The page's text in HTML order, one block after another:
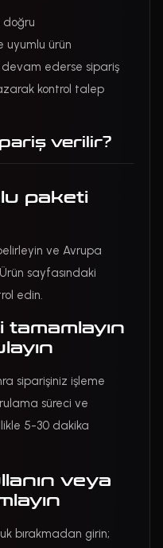
doğru
uyumlu ürün
ederse sipariş
kontrol talep
verilir?
paketi
ve Avrupa
sayfasındaki
edin.
tamamlayın
siparişiniz işleme
süreci ve
5-30 dakika
veya
bırakmadan girin;